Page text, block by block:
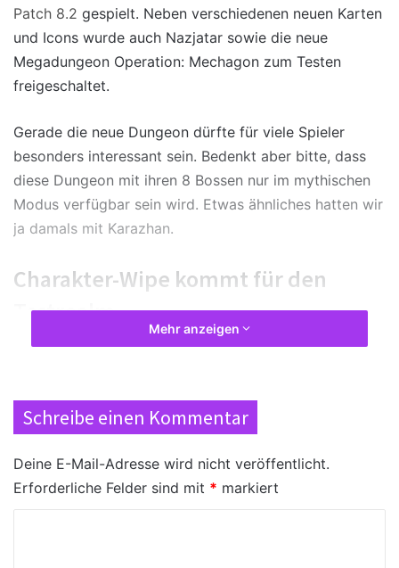
Patch 8.2 gespielt. Neben verschiedenen neuen Karten
und Icons wurde auch Nazjatar sowie die neue
Megadungeon Operation: Mechagon zum Testen
freigeschaltet.
Gerade die neue Dungeon dürfte für viele Spieler
besonders interessant sein. Bedenkt aber bitte, dass
diese Dungeon mit ihren 8 Bossen nur im mythischen
Modus verfügbar sein wird. Etwas ähnliches hatten wir
ja damals mit Karazhan.
Charakter-Wipe kommt für den
Testrealm
Die Entwickler haben außerdem bekannt gegeben,
Charakter-Wipe geben wird. Anschließend wird es
neue Charakterkopien geben und die Spieler können
spielen.
Mehr anzeigen
Schreibe einen Kommentar
Deine E-Mail-Adresse wird nicht veröffentlicht.
Erforderliche Felder sind mit * markiert